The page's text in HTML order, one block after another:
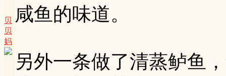
贝
贝
妈
咸鱼的味道。
另外一条做了清蒸鲈鱼